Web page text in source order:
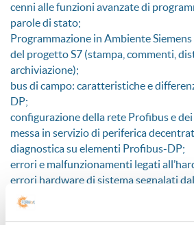
cenni alle funzioni avanzate di
parole di stato;
Programmazione in Ambiente
del progetto S7 (stampa, commenti,
archiviazione);
bus di campo: caratteristiche e
DP;
configurazione della rete Profibus e
messa in servizio di periferica
diagnostica su elementi Profibus-DP;
errori e malfunzionamenti legati
errori hardware di sistema segnalati
malfunzionamenti: relativi alle schede
analogiche, relativi a schede